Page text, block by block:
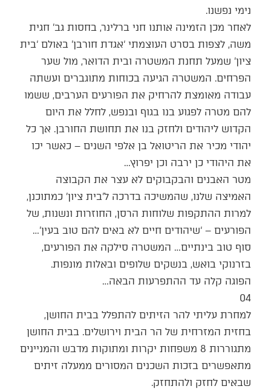
נימי נפשנו.
לאחר מכן הזמינה אותנו חני ברלינר, בחסות גב’ חגית
משה, לצפות בסרט העוצמתי ‘אגדת חורבן’ באולם ‘בית
ציון’ שמעל תחנת המשטרה ובית הדואר, מול שער
הפרחים. המשטרה הגיעה בכוחות מתוגברים ועשתה
עבודה מאומצת להרחיק את הפורעים הערבים, ששמו
להם מטרה לפגוע בנו בגוף ובנפש, לחלל את היום
הקדוש ליהודים ולחזק בנו את תחושת החורבן. אך כל
יהודי מכיר את הריטואל בן אלפי השנים – כאשר יכו
את היהודי כן ירבה וכן יפרוץ…
מטר האבנים והבקבוקים לא עצר את הקבוצה
האמיצה שלנו, שהמשיכה בדרכה ל’בית ציון’ כמתוכנן,
למרות ההתקפות שלוחות הרסן, החוזרות ונשנות, של
הפורעים – ‘שיהודים חיים לא באים להם טוב בעין’…
סוף טוב בינתיים… המשטרה סילקה את הפורעים,
בזרנוקי בואש, בנשקים שלופים ובאלות מונפות.
הפוגה קלה עד ההתפרעות הבאה…
04
למחרת עליתי להר הזיתים להתפלל בבית החושן,
בחזית המזרחית של הר הבית וירושלים. בבית החושן
מתגוררות 8 משפחות יקרות ומתוקות מדבש והמניינים
מתאפשרים בזכות השכנים המסורים ממעלה זיתים
שבאים לחזק ולהתחזק.